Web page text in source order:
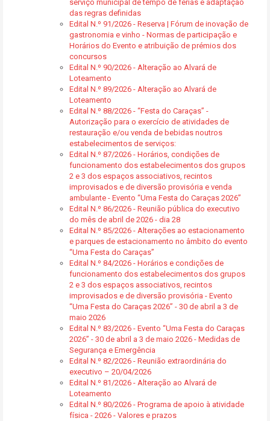
serviço municipal de tempo de férias e adaptação
das regras definidas
Edital N.º 91/2026 - Reserva | Fórum de inovação de
gastronomia e vinho - Normas de participação e
Horários do Evento e atribuição de prémios dos
concursos
Edital N.º 90/2026 - Alteração ao Alvará de
Loteamento
Edital N.º 89/2026 - Alteração ao Alvará de
Loteamento
Edital N.º 88/2026 - “Festa do Caraças” -
Autorização para o exercício de atividades de
restauração e/ou venda de bebidas noutros
estabelecimentos de serviços:
Edital N.º 87/2026 - Horários, condições de
funcionamento dos estabelecimentos dos grupos
2 e 3 dos espaços associativos, recintos
improvisados e de diversão provisória e venda
ambulante - Evento “Uma Festa do Caraças 2026”
Edital N.º 86/2026 - Reunião pública do executivo
do mês de abril de 2026 - dia 28
Edital N.º 85/2026 - Alterações ao estacionamento
e parques de estacionamento no âmbito do evento
“Uma Festa do Caraças”
Edital N.º 84/2026 - Horários e condições de
funcionamento dos estabelecimentos dos grupos
2 e 3 dos espaços associativos, recintos
improvisados e de diversão provisória - Evento
“Uma Festa do Caraças 2026” - 30 de abril a 3 de
maio 2026
Edital N.º 83/2026 - Evento “Uma Festa do Caraças
2026” - 30 de abril a 3 de maio 2026 - Medidas de
Segurança e Emergência
Edital N.º 82/2026 - Reunião extraordinária do
executivo – 20/04/2026
Edital N.º 81/2026 - Alteração ao Alvará de
Loteamento
Edital N.º 80/2026 - Programa de apoio à atividade
física - 2026 - Valores e prazos